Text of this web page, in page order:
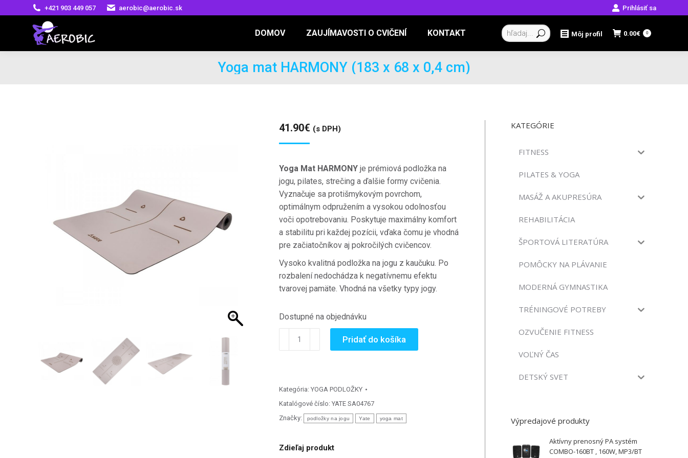
+421 903 449 057 aerobic@aerobic.sk Prihlásiť sa
DOMOV ZAUJÍMAVOSTI O CVIČENÍ KONTAKT Vyhľadávanie: Môj profil 0.00€ 0
Yoga mat HARMONY (183 x 68 x 0,4 cm)
41.90€ (s DPH)
Yoga Mat HARMONYje prémiová podložka na
jogu, pilates, strečing a ďalšie formy cvičenia.
Vyznačuje sa protišmykovým povrchom,
optimálnym odpružením a vysokou odolnosťou
voči opotrebovaniu. Poskytuje maximálny komfort
a stabilitu pri každej pozícii, vďaka čomu je vhodná
pre začiatočníkov aj pokročilých cvičencov.
Vysoko kvalitná podložka na jogu z kaučuku. Po
rozbalení nedochádza k negatívnemu efektu
tvarovej pamäte. Vhodná na všetky typy jogy.
Dostupné na objednávku
množstvo
(183
x
cm)
Pridať do košíka
Kategória: YOGA PODLOŽKY
Katalógové číslo: YATE SA04767
Značky:
podložky na jogu Yate yoga mat
Zdieľaj produkt
KATEGÓRIE
FITNESS
PILATES & YOGA
MASÁŽ A AKUPRESÚRA
REHABILITÁCIA
ŠPORTOVÁ LITERATÚRA
POMÔCKY NA PLÁVANIE
MODERNÁ GYMNASTIKA
TRÉNINGOVÉ POTREBY
OZVUČENIE FITNESS
VOĽNÝ ČAS
DETSKÝ SVET
Výpredajové produkty
Aktívny prenosný PA systém
COMBO-160BT , 160W, MP3/BT